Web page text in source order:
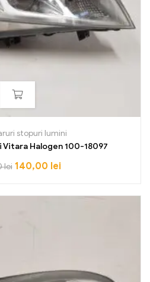
stopuri lumini
Vitara Halogen 100-18097
lei 140,00 lei